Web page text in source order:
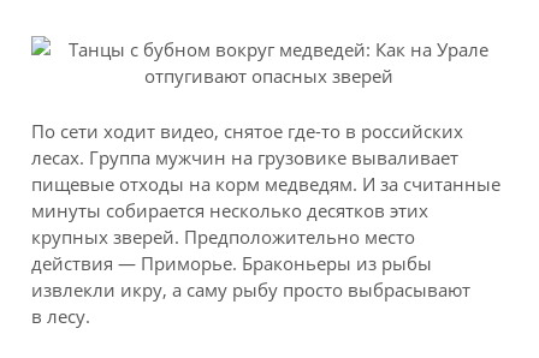
По сети ходит видео, снятое где-то в российских
лесах. Группа мужчин на грузовике вываливает
пищевые отходы на корм медведям. И за считанные
минуты собирается несколько десятков этих
крупных зверей. Предположительно место
действия — Приморье. Браконьеры из рыбы
извлекли икру, а саму рыбу просто выбрасывают
в лесу.